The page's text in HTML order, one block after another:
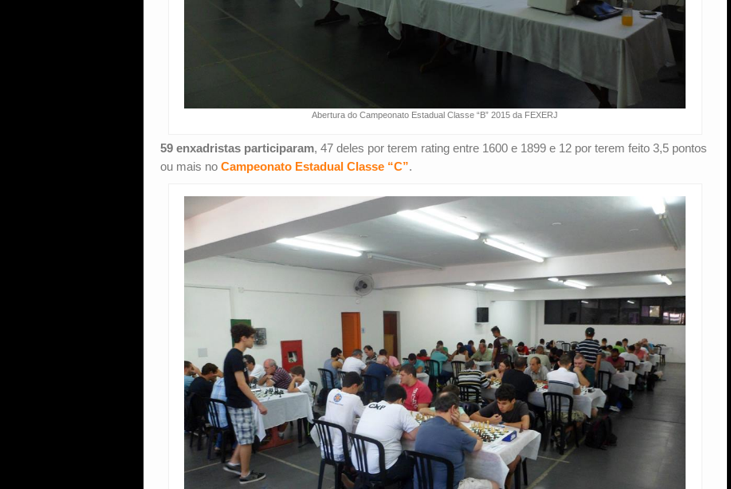
Abertura do Campeonato Estadual Classe “B” 2015 da FEXERJ
59 enxadristas participaram, 47 deles por terem rating entre 1600 e 1899 e 12 por terem feito 3,5 pontos
ou mais no Campeonato Estadual Classe “C”.